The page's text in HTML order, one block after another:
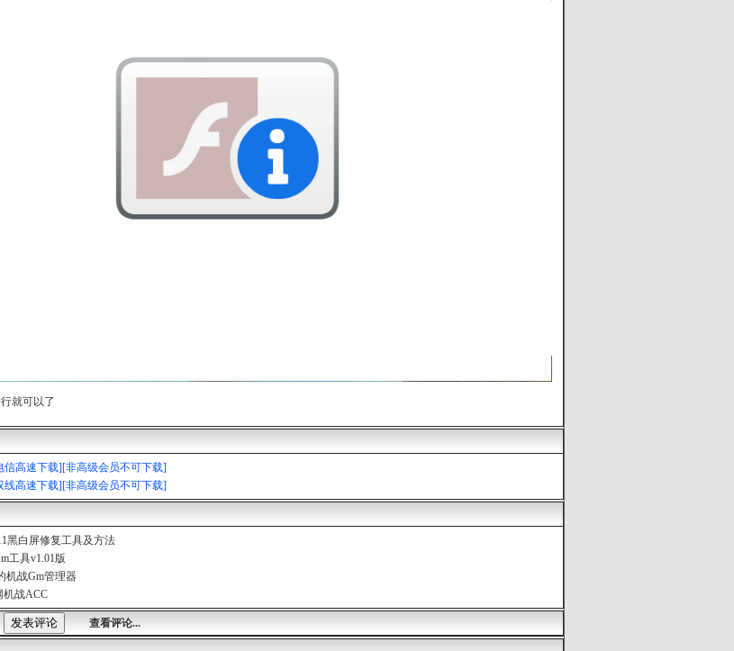
就可以了
信高速下载][非高级会员不可下载]
线高速下载][非高级会员不可下载]
黑白屏修复工具及方法
工具v1.01版
机战Gm管理器
机战ACC
查看评论...